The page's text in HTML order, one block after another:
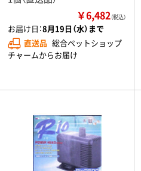
￥6,482（税込）
お届け日：8月19日（水）まで
直送品 総合ペットショップ
チャームからお届け